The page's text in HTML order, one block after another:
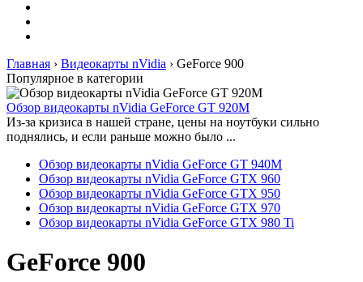
Главная › Видеокарты nVidia › GeForce 900
Популярное в категории
Обзор видеокарты nVidia GeForce GT 920M
Из-за кризиса в нашей стране, цены на ноутбуки сильно
поднялись, и если раньше можно было ...
Обзор видеокарты nVidia GeForce GT 940M
Обзор видеокарты nVidia GeForce GTX 960
Обзор видеокарты nVidia GeForce GTX 950
Обзор видеокарты nVidia GeForce GTX 970
Обзор видеокарты nVidia GeForce GTX 980 Ti
GeForce 900